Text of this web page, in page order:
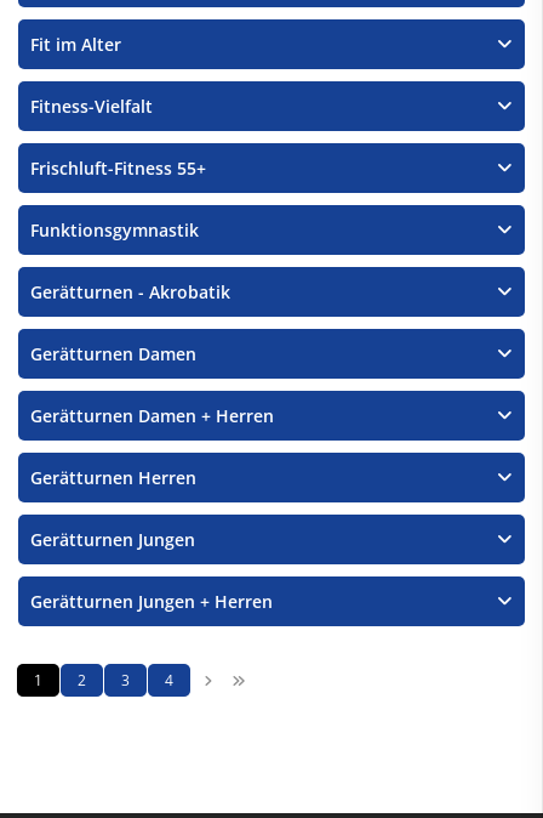
Fit im Alter
Fitness-Vielfalt
Frischluft-Fitness 55+
Funktionsgymnastik
Gerätturnen - Akrobatik
Gerätturnen Damen
Gerätturnen Damen + Herren
Gerätturnen Herren
Gerätturnen Jungen
Gerätturnen Jungen + Herren
1 2 3 4